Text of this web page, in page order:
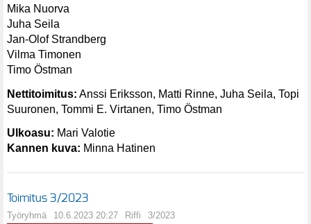
Mika Nuorva
Juha Seila
Jan-Olof Strandberg
Vilma Timonen
Timo Östman
Nettitoimitus: Anssi Eriksson, Matti Rinne, Juha Seila, Topi
Suuronen, Tommi E. Virtanen, Timo Östman
Ulkoasu: Mari Valotie
Kannen kuva: Minna Hatinen
Toimitus 3/2023
Työryhmä 10.6.2023 20:27 Riffi 3/2023